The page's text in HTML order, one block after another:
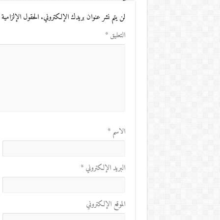
لن يتم نشر عنوان بريدك الإلكتروني. الحقول
التعليق*
الاسم*
البريد الإلكتروني*
الموقع الإلكتروني